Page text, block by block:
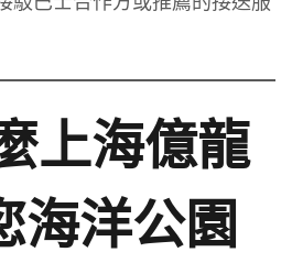
上海億龍
海洋公園